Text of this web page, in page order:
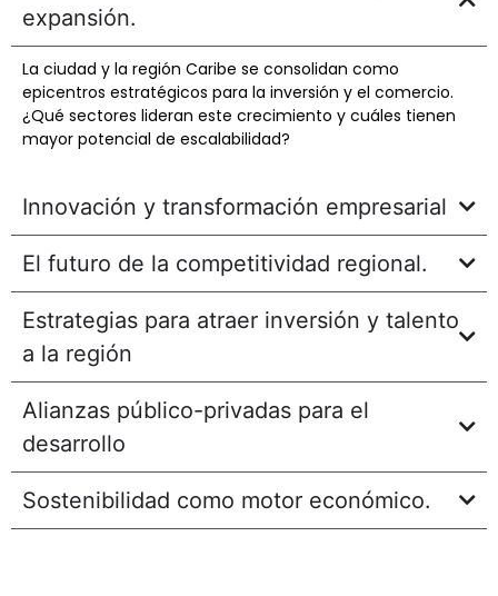
expansión.
La ciudad y la región Caribe se consolidan como
epicentros estratégicos para la inversión y el comercio.
¿Qué sectores lideran este crecimiento y cuáles tienen
mayor potencial de escalabilidad?
Innovación y transformación empresarial
El futuro de la competitividad regional.
Estrategias para atraer inversión y talento
a la región
Alianzas público-privadas para el
desarrollo
Sostenibilidad como motor económico.